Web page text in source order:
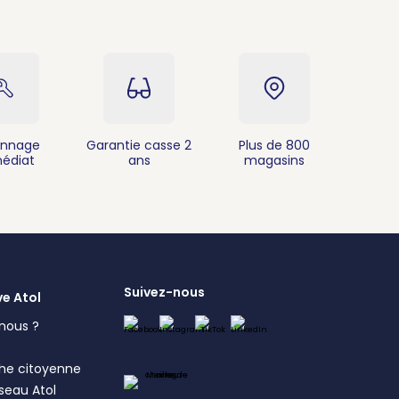
Garantie casse 2
ans
Plus de 800
magasins
Atol
?
citoyenne
Atol
Suivez-nous